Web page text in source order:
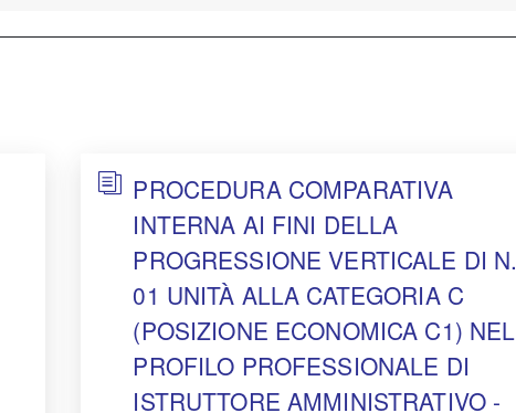
PROCEDURA COMPARATIVA
INTERNA AI FINI DELLA
PROGRESSIONE VERTICALE DI N.
01 UNITÀ ALLA CATEGORIA C
(POSIZIONE ECONOMICA C1) NEL
PROFILO PROFESSIONALE DI
ISTRUTTORE AMMINISTRATIVO -